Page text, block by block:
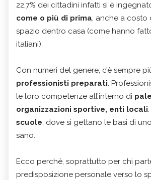
22,7% dei cittadini infatti si è
come o più di prima, anche a costo
spazio dentro casa (come hanno
italiani).
Con numeri del genere, c’è sempre
professionisti preparati.
le loro competenze all’interno di
organizzazioni sportive, enti locali
scuole, dove si gettano le basi di
sano.
Ecco perché, soprattutto per chi
predisposizione personale verso lo